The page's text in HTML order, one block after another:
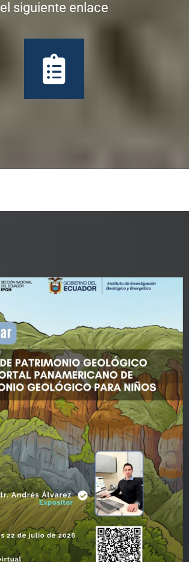
el siguiente enlace